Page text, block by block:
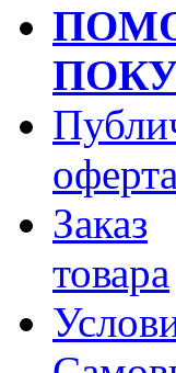
оферта
Заказ
товара